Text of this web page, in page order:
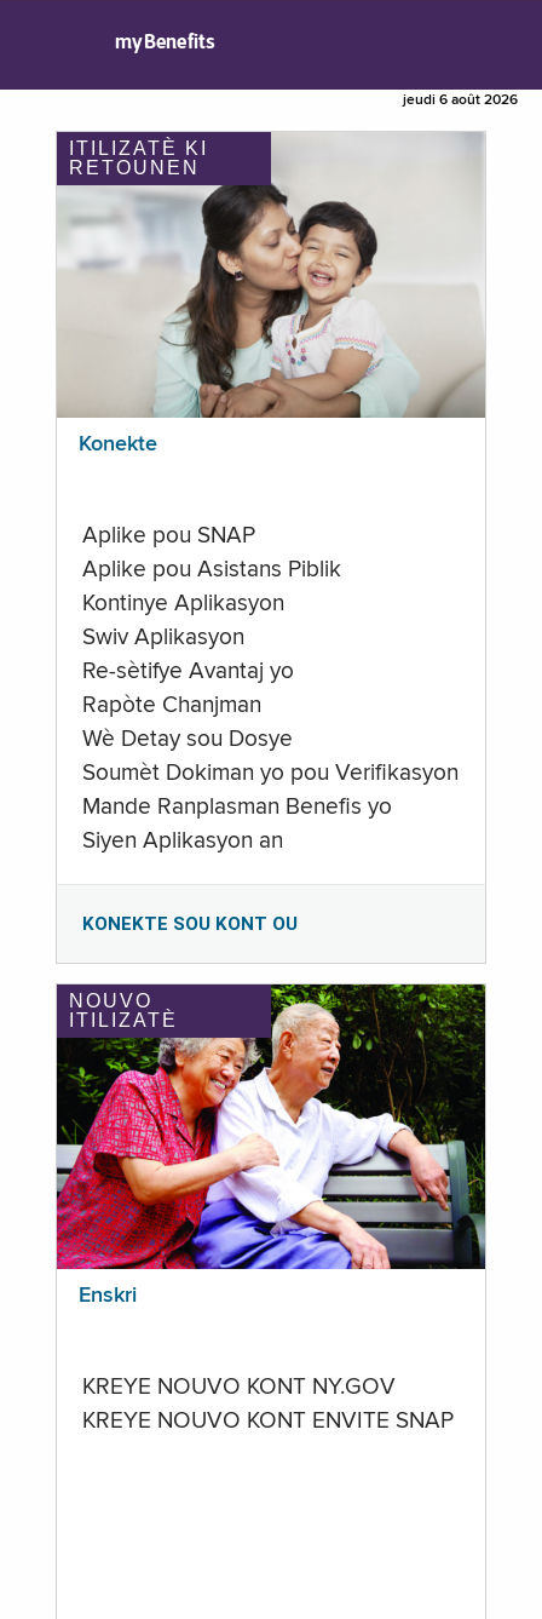
myBenefits
jeudi 6 août 2026
ITILIZATÈ KI
RETOUNEN
Konekte
Aplike pou SNAP
Aplike pou Asistans Piblik
Kontinye Aplikasyon
Swiv Aplikasyon
Re-sètifye Avantaj yo
Rapòte Chanjman
Wè Detay sou Dosye
Soumèt Dokiman yo pou Verifikasyon
Mande Ranplasman Benefis yo
Siyen Aplikasyon an
KONEKTE SOU KONT OU
NOUVO
ITILIZATÈ
Enskri
KREYE NOUVO KONT NY.GOV
KREYE NOUVO KONT ENVITE SNAP